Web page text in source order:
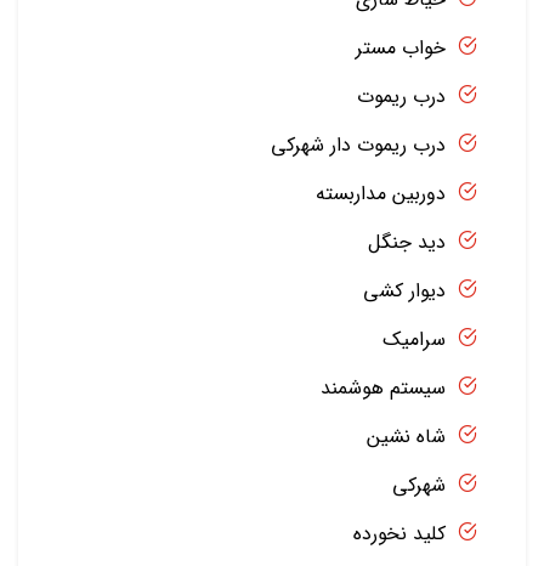
خواب مستر
درب ریموت
درب ریموت دار شهرکی
دوربین مداربسته
دید جنگل
دیوار کشی
سرامیک
سیستم هوشمند
شاه نشین
شهرکی
کلید نخورده